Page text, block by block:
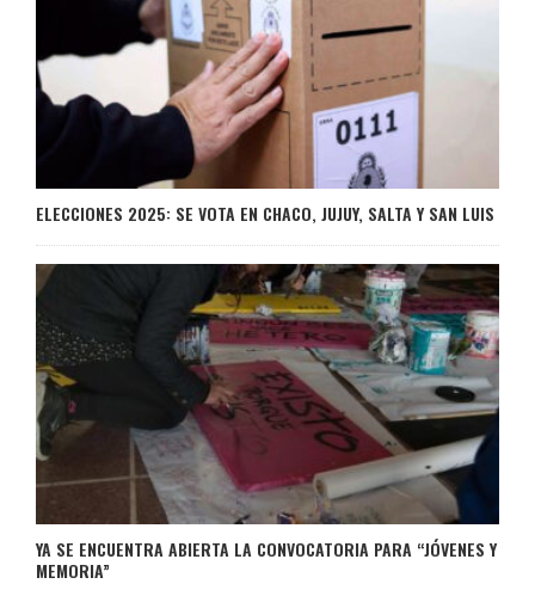
ELECCIONES 2025: SE VOTA EN CHACO, JUJUY, SALTA Y SAN LUIS
YA SE ENCUENTRA ABIERTA LA CONVOCATORIA PARA “JÓVENES Y
MEMORIA”